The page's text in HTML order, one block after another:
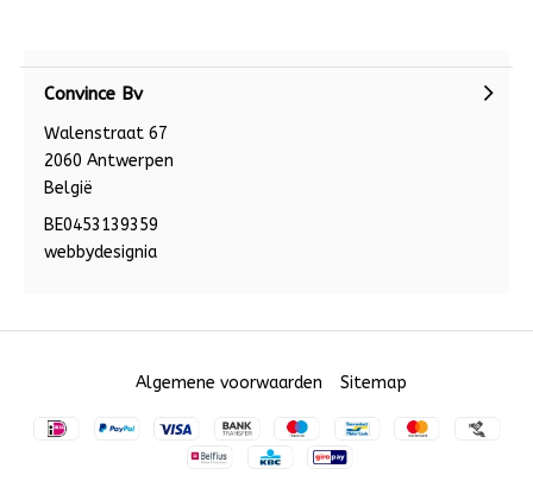
Convince Bv
Walenstraat 67
2060 Antwerpen
België
BE0453139359
webbydesignia
Algemene voorwaarden Sitemap